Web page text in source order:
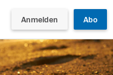
Anmelden Abo